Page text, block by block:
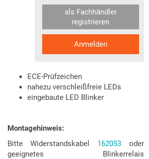
als Fachhändler
registrieren
Anmelden
ECE-Prüfzeichen
nahezu verschleißfreie LEDs
eingebaute LED Blinker
Montagehinweis:
Bitte Widerstandskabel 162053 oder
geeignetes Blinkerrelais